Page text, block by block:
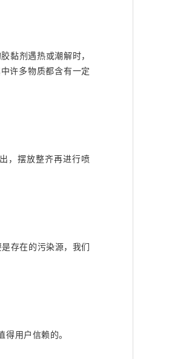
黏剂遇热或潮解时，
许多物质都含有一定
，摆放整齐再进行喷
存在的污染源，我们
用户信赖的。